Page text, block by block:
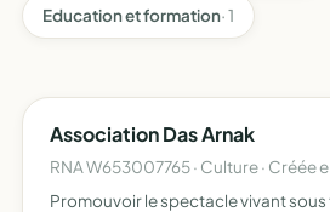
Education et formation· 1
Association Das Arnak
RNA W653007765 · Culture · Créée
Promouvoir le spectacle vivant